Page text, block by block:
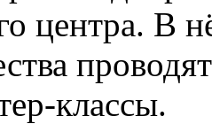
центра. В
классы.